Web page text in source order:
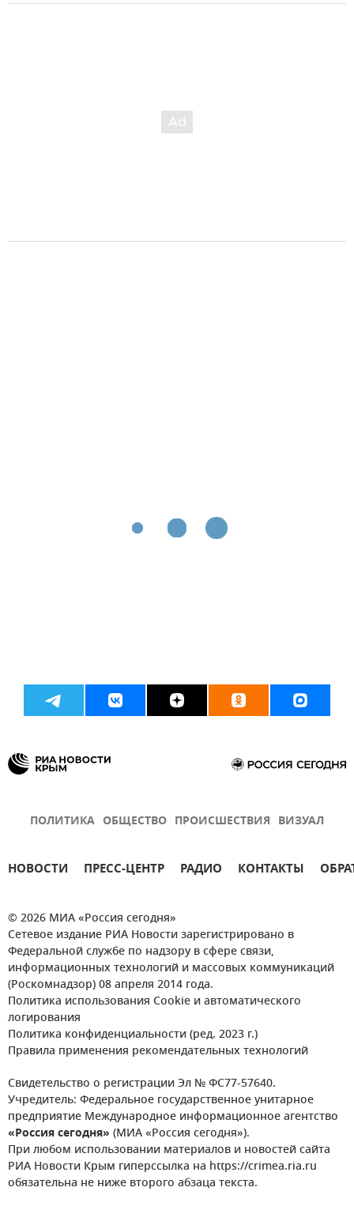
ПОЛИТИКА ОБЩЕСТВО ПРОИСШЕСТВИЯ ВИЗУАЛ
НОВОСТИ ПРЕСС-ЦЕНТР РАДИО КОНТАКТЫ
© 2026 МИА «Россия сегодня»
Сетевое издание РИА Новости зарегистрировано в
Федеральной службе по надзору в сфере связи,
информационных технологий и массовых коммуникаций
(Роскомнадзор) 08 апреля 2014 года.
Политика использования Cookie и автоматического
логирования
Политика конфиденциальности (ред. 2023 г.)
Правила применения рекомендательных технологий
Свидетельство о регистрации Эл № ФС77-57640.
Учредитель: Федеральное государственное унитарное
предприятие Международное информационное агентство
«Россия сегодня» (МИА «Россия сегодня»).
При любом использовании материалов и новостей сайта
РИА Новости Крым гиперссылка на https://crimea.ria.ru
обязательна не ниже второго абзаца текста.